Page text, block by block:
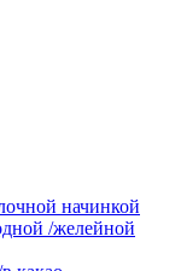
начинкой
/желейной